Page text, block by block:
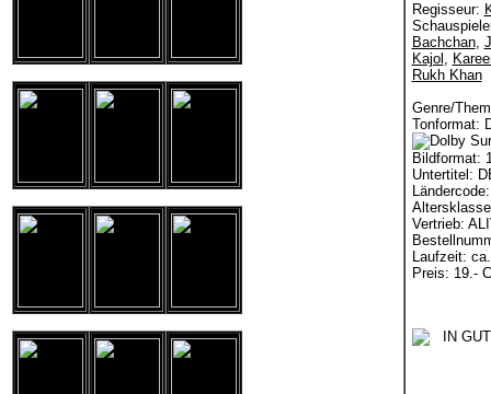
Regisseur:
Bachchan,
Kajol ,
Rukh Khan
Genre/
Tonformat:
Bildformat:
Untertitel:
Vertrieb:
Laufzeit:
Preis: 19.-